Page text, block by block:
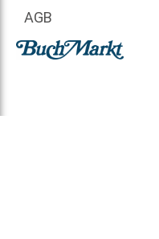
AGB